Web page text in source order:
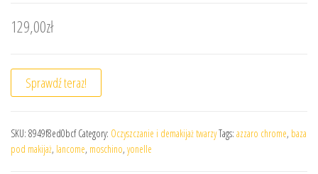
129,00zł
Sprawdź teraz!
SKU: 8949f8ed0bcf Category: Oczyszczanie i demakijaż twarzyTags: azzaro chrome, baza
pod makijaż, lancome, moschino, yonelle